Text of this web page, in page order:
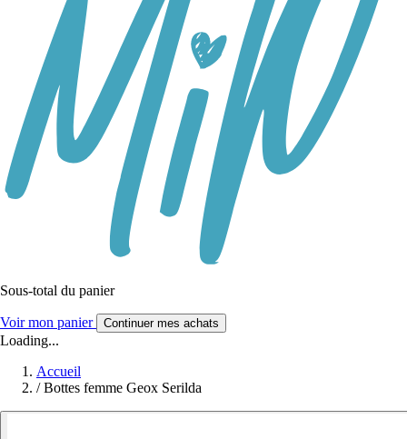
Sous-total du panier
Voir mon panier Continuer mes achats
Loading...
Accueil
/ Bottes femme Geox Serilda